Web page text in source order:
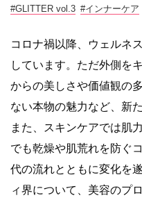
#GLITTER vol.3 #インナーケア
コロナ禍以降、ウェルネ
しています。ただ外側を
からの美しさや価値観の
ない本物の魅力など、新
また、スキンケアでは肌
でも乾燥や肌荒れを防ぐ
代の流れとともに変化を
ィ界について、美容のプ